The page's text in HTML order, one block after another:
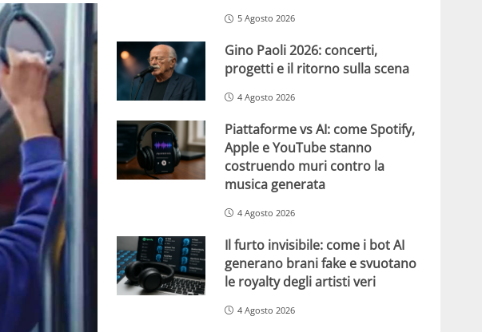
5 Agosto 2026
Gino Paoli 2026: concerti,
progetti e il ritorno sulla scena
4 Agosto 2026
Piattaforme vs AI: come Spotify,
Apple e YouTube stanno
costruendo muri contro la
musica generata
4 Agosto 2026
Il furto invisibile: come i bot AI
generano brani fake e svuotano
le royalty degli artisti veri
4 Agosto 2026